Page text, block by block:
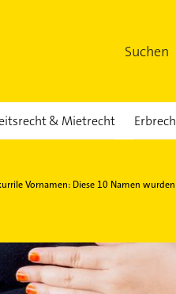
Suchen
& Mietrecht
Vornamen: Diese 10 Namen